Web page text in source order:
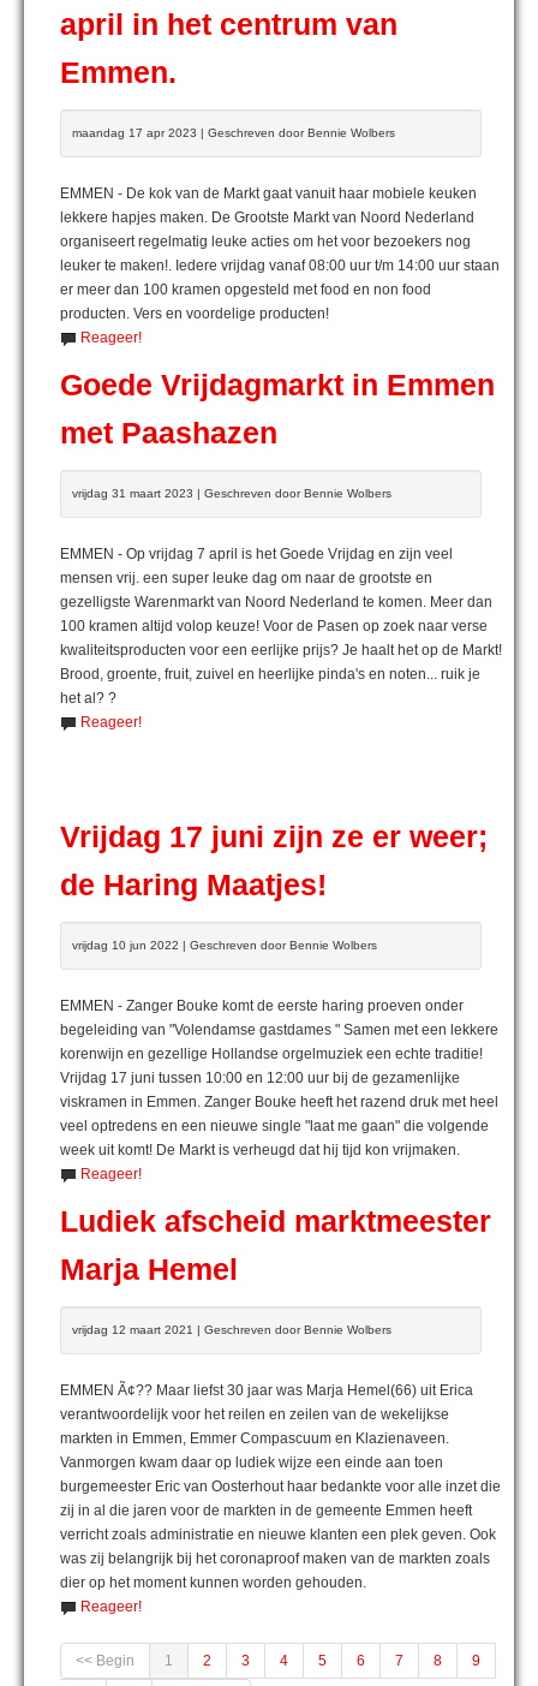
april in het centrum van
Emmen.
maandag 17 apr 2023 | Geschreven door Bennie Wolbers
EMMEN - De kok van de Markt gaat vanuit haar mobiele keuken
lekkere hapjes maken. De Grootste Markt van Noord Nederland
organiseert regelmatig leuke acties om het voor bezoekers nog
leuker te maken!. Iedere vrijdag vanaf 08:00 uur t/m 14:00 uur staan
er meer dan 100 kramen opgesteld met food en non food
producten. Vers en voordelige producten!
Reageer!
Goede Vrijdagmarkt in Emmen
met Paashazen
vrijdag 31 maart 2023 | Geschreven door Bennie Wolbers
EMMEN - Op vrijdag 7 april is het Goede Vrijdag en zijn veel
mensen vrij. een super leuke dag om naar de grootste en
gezelligste Warenmarkt van Noord Nederland te komen. Meer dan
100 kramen altijd volop keuze! Voor de Pasen op zoek naar verse
kwaliteitsproducten voor een eerlijke prijs? Je haalt het op de Markt!
Brood, groente, fruit, zuivel en heerlijke pinda's en noten... ruik je
het al? ?
Reageer!
Vrijdag 17 juni zijn ze er weer;
de Haring Maatjes!
vrijdag 10 jun 2022 | Geschreven door Bennie Wolbers
EMMEN - Zanger Bouke komt de eerste haring proeven onder
begeleiding van "Volendamse gastdames " Samen met een lekkere
korenwijn en gezellige Hollandse orgelmuziek een echte traditie!
Vrijdag 17 juni tussen 10:00 en 12:00 uur bij de gezamenlijke
viskramen in Emmen. Zanger Bouke heeft het razend druk met heel
veel optredens en een nieuwe single "laat me gaan" die volgende
week uit komt! De Markt is verheugd dat hij tijd kon vrijmaken.
Reageer!
Ludiek afscheid marktmeester
Marja Hemel
vrijdag 12 maart 2021 | Geschreven door Bennie Wolbers
EMMEN Ã¢?? Maar liefst 30 jaar was Marja Hemel(66) uit Erica
verantwoordelijk voor het reilen en zeilen van de wekelijkse
markten in Emmen, Emmer Compascuum en Klazienaveen.
Vanmorgen kwam daar op ludiek wijze een einde aan toen
burgemeester Eric van Oosterhout haar bedankte voor alle inzet die
zij in al die jaren voor de markten in de gemeente Emmen heeft
verricht zoals administratie en nieuwe klanten een plek geven. Ook
was zij belangrijk bij het coronaproof maken van de markten zoals
dier op het moment kunnen worden gehouden.
Reageer!
<< Begin 1 2 3 4 5 6 7 8 9